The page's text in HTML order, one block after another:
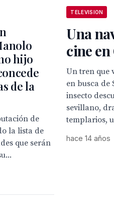
hijo
de la
de
la lista de
que serán
TELEVISION
Una
cine
Un tren que
en busca de
insecto
sevillano,
templarios,
hace 14 años